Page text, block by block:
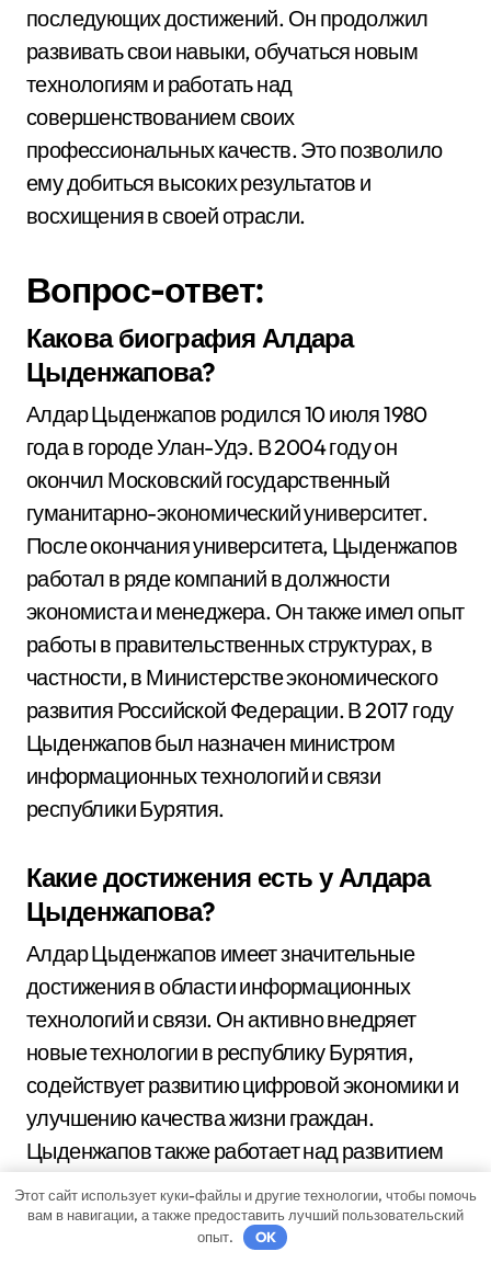
последующих достижений. Он продолжил
развивать свои навыки, обучаться новым
технологиям и работать над
совершенствованием своих
профессиональных качеств. Это позволило
ему добиться высоких результатов и
восхищения в своей отрасли.
Вопрос-ответ:
Какова биография Алдара
Цыденжапова?
Алдар Цыденжапов родился 10 июля 1980
года в городе Улан-Удэ. В 2004 году он
окончил Московский государственный
гуманитарно-экономический университет.
После окончания университета, Цыденжапов
работал в ряде компаний в должности
экономиста и менеджера. Он также имел опыт
работы в правительственных структурах, в
частности, в Министерстве экономического
развития Российской Федерации. В 2017 году
Цыденжапов был назначен министром
информационных технологий и связи
республики Бурятия.
Какие достижения есть у Алдара
Цыденжапова?
Алдар Цыденжапов имеет значительные
достижения в области информационных
технологий и связи. Он активно внедряет
новые технологии в республику Бурятия,
содействует развитию цифровой экономики и
улучшению качества жизни граждан.
Цыденжапов также работает над развитием
электронного правительства и
трансформации региона в международный
центр информационных технологий.
Этот сайт использует куки-файлы и другие технологии, чтобы помочь
вам в навигации, а также предоставить лучший пользовательский
опыт.
OK